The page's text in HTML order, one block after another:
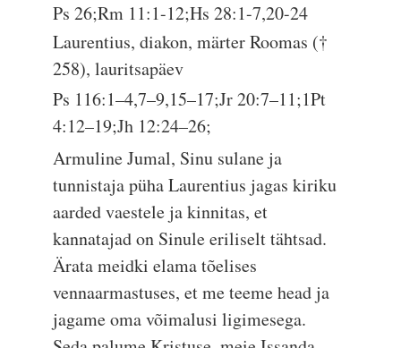
Ps 26;Rm 11:1-12;Hs 28:1-7,20-24
Laurentius, diakon, märter Roomas (†
258), lauritsapäev
Ps 116:1–4,7–9,15–17;Jr 20:7–11;1Pt
4:12–19;Jh 12:24–26;
Armuline Jumal, Sinu sulane ja
tunnistaja püha Laurentius jagas kiriku
aarded vaestele ja kinnitas, et
kannatajad on Sinule eriliselt tähtsad.
Ärata meidki elama tõelises
vennaarmastuses, et me teeme head ja
jagame oma võimalusi ligimesega.